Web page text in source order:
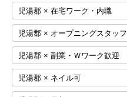
児湯郡 × 在宅ワーク・内職
児湯郡 × オープニングスタッフ
児湯郡 × 副業・Ｗワーク歓迎
児湯郡 × ネイル可